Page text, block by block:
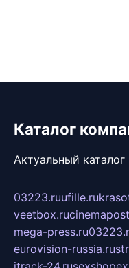
Каталог
Актуальный
03223.ruufille.ru
veetbox.ru
mega-press.ru
eurovision-russia.ru